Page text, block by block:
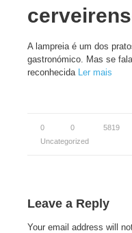
A lampreia é um dos
gastronómico. Mas se
reconhecida Ler mais
0 0 5819
Uncategorized
Leave a Reply
Your email address will